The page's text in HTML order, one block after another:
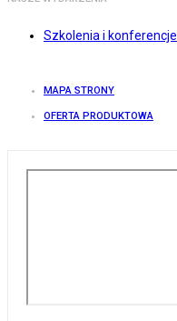
Szkolenia i konferencje
MAPA STRONY
OFERTA PRODUKTOWA